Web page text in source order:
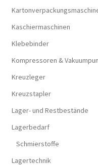
Kaschiermaschinen
Klebebinder
Kompressoren &
Kreuzleger
Kreuzstapler
Lager- und Restbestände
Lagerbedarf
Schmierstoffe
Lagertechnik